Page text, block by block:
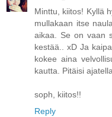
Minttu, kiitos! Kyllä
mullakaan itse
aikaa. Se on vaan
kestää.. xD Ja
kokee aina
kautta. Pitäisi
soph, kiitos!!
Reply